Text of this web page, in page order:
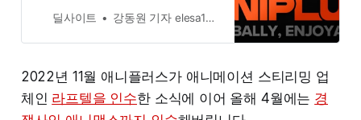
딜사이트 강동원 기자 elesa1031dealsite.co.kr
2022년 11월 애니플러스가 애니메이션 스티리밍 업
체인 라프텔을 인수한 소식에 이어 올해 4월에는 경